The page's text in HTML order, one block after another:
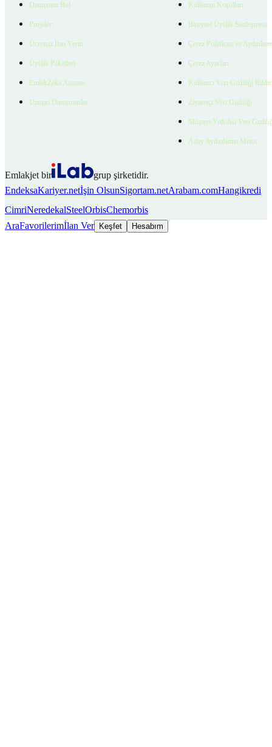
Danışman Bul
Projeler
Ücretsiz İlan Verin
Üyelik Paketleri
EmlakZeka Asistan
Uzman Danışmanlar
Kullanım Koşulları
Bireysel Üyelik Sözleşmesi
Çerez Politikası ve
Çerez Ayarları
Kullanıcı Veri Gizliliği
Ziyaretçi Veri Gizliliği
Müşteri Yetkilisi Veri
Aday Aydınlatma Metni
Emlakjet bir
grup şirketidir.
EndeksaKariyer.netİşin OlsunSigortam.netArabam.comHangikredi
CimriNeredekalSteelOrbisChemorbis
AraFavorilerimİlan Ver Keşfet Hesabım